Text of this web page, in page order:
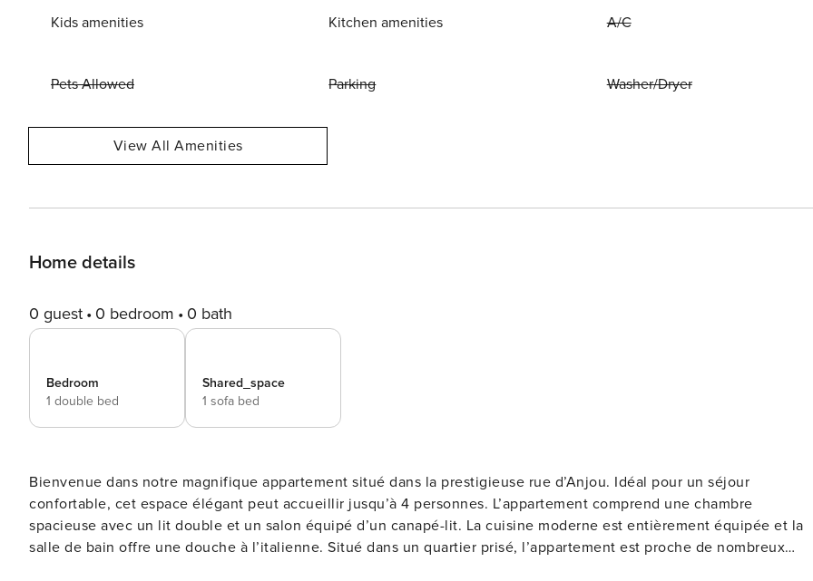
Kids amenities Kitchen amenities A/C
Pets Allowed Parking Washer/Dryer
View All Amenities
Home details
0 guest 0 bedroom 0 bath
Bedroom
1 double bed
Shared_space
1 sofa bed
Bienvenue dans notre magnifique appartement situé dans la prestigieuse rue d’Anjou. Idéal pour un séjour
confortable, cet espace élégant peut accueillir jusqu’à 4 personnes. L’appartement comprend une chambre
spacieuse avec un lit double et un salon équipé d’un canapé-lit. La cuisine moderne est entièrement équipée et la
salle de bain offre une douche à l’italienne. Situé dans un quartier prisé, l’appartement est proche de nombreux